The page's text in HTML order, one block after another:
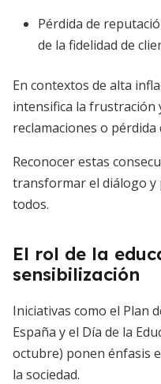
Pérdida de
de la fidelidad de
En contextos de alta
intensifica la frustración
reclamaciones o pérdida
Reconocer estas
transformar el diálogo
todos.
El rol de la
sensibilización
Iniciativas como el Plan
España y el Día de la
octubre) ponen énfasis
la sociedad.